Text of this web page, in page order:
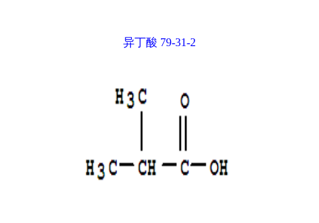
异丁酸 79-31-2